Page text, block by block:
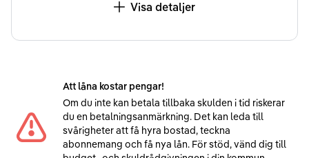
Visa detaljer
Att låna kostar pengar!
Om du inte kan betala tillbaka skulden i tid riskerar
du en betalningsanmärkning. Det kan leda till
svårigheter att få hyra bostad, teckna
abonnemang och få nya lån. För stöd, vänd dig till